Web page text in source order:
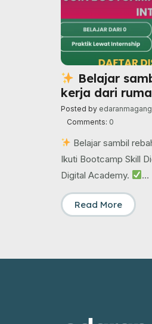
Belajar
kerja dari
Posted by
Comments: 0
Belajar sambil
Ikuti Bootcamp Skill
Digital Academy.
…
Read More